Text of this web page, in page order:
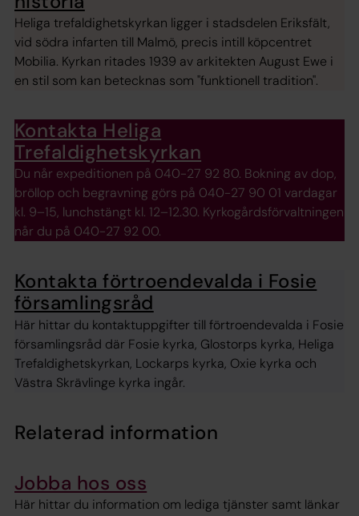
Heliga trefaldighetskyrkan ligger i stadsdelen Eriksfält,
vid södra infarten till Malmö, precis intill köpcentret
Mobilia. Kyrkan ritades 1939 av arkitekten August Ewe i
en stil som kan betecknas som "funktionell tradition".
Kontakta Heliga
Trefaldighetskyrkan
Du når expeditionen på 040-27 92 80. Bokning av dop,
bröllop och begravning görs på 040-27 90 01 vardagar
kl. 9–15, lunchstängt kl. 12–12.30. Kyrkogårdsförvaltningen
når du på 040-27 92 00.
Kontakta förtroendevalda i Fosie
församlingsråd
Här hittar du kontaktuppgifter till förtroendevalda i Fosie
församlingsråd där Fosie kyrka, Glostorps kyrka, Heliga
Trefaldighetskyrkan, Lockarps kyrka, Oxie kyrka och
Västra Skrävlinge kyrka ingår.
Relaterad information
Jobba hos oss
Här hittar du information om lediga tjänster samt länkar